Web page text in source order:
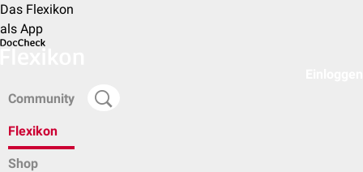
Das Flexikon
als App
Community
Flexikon
Shop